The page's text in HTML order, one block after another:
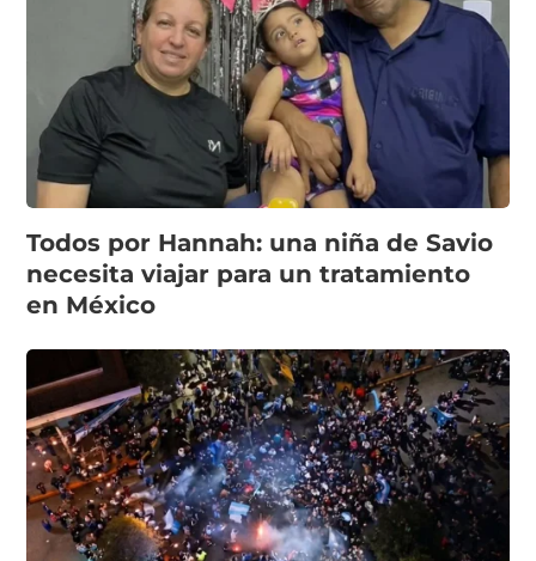
Todos por Hannah: una niña de Savio
necesita viajar para un tratamiento
en México